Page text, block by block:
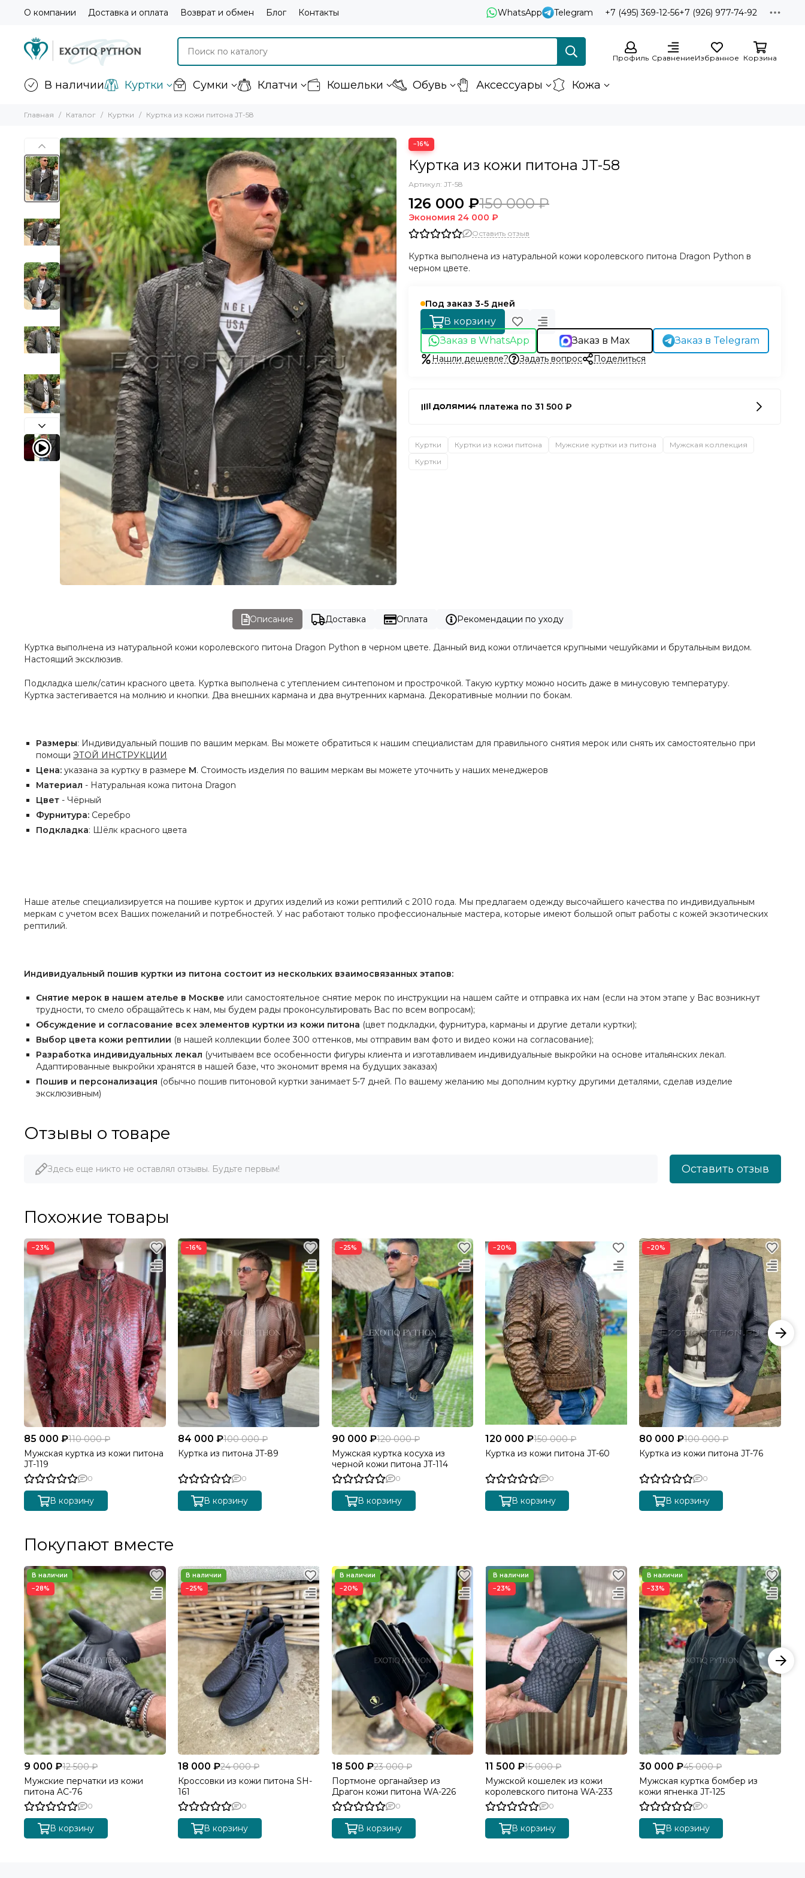
О компании Доставка и оплата Возврат и обмен Блог Контакты WhatsApp Telegram +7 (495) 369-12-56+7 (926) 977-74-92
Профиль СравнениеИзбранное Корзина
В наличии Куртки Сумки Клатчи Кошельки Обувь Аксессуары Кожа
Главная Каталог Куртки Куртка из кожи питона JT-58
−16%
Куртка из кожи питона JT-58
Артикул: JT-58
126 000 ₽150 000 ₽
Экономия 24 000 ₽
Оставить отзыв
Куртка выполнена из натуральной кожи королевского питона Dragon Python в
черном цвете.
Под заказ 3-5 дней
В корзину
Заказ в WhatsApp
Заказ в Max Заказ в Telegram
Нашли дешевле? Задать вопрос Поделиться
4 платежа по 31 500 ₽
Куртки Куртки из кожи питона Мужские куртки из питона
Мужская коллекция
Куртки
Описание Доставка Оплата Рекомендации по уходу
Куртка выполнена из натуральной кожи королевского питона Dragon Python в черном цвете. Данный вид кожи отличается крупными чешуйками и брутальным видом.
Настоящий эксклюзив.
Подкладка шелк/сатин красного цвета. Куртка выполнена с утеплением синтепоном и прострочкой. Такую куртку можно носить даже в минусовую температуру.
Куртка застегивается на молнию и кнопки. Два внешних кармана и два внутренних кармана. Декоративные молнии по бокам.
Размеры: Индивидуальный пошив по вашим меркам. Вы можете обратиться к нашим специалистам для правильного снятия мерок или снять их самостоятельно при
помощи ЭТОЙ ИНСТРУКЦИИ
Цена: указана за куртку в размере М. Стоимость изделия по вашим меркам вы можете уточнить у наших менеджеров
Материал - Натуральная кожа питона Dragon
Цвет - Чёрный
Фурнитура: Серебро
Подкладка: Шёлк красного цвета
Наше ателье специализируется на пошиве курток и других изделий из кожи рептилий с 2010 года. Мы предлагаем одежду высочайшего качества по индивидуальным
меркам с учетом всех Ваших пожеланий и потребностей. У нас работают только профессиональные мастера, которые имеют большой опыт работы с кожей экзотических
рептилий.
Индивидуальный пошив куртки из питона состоит из нескольких взаимосвязанных этапов:
Снятие мерок в нашем ателье в Москве или самостоятельное снятие мерок по инструкции на нашем сайте и отправка их нам (если на этом этапе у Вас возникнут
трудности, то смело обращайтесь к нам, мы будем рады проконсультировать Вас по всем вопросам);
Обсуждение и согласование всех элементов куртки из кожи питона (цвет подкладки, фурнитура, карманы и другие детали куртки);
Выбор цвета кожи рептилии (в нашей коллекции более 300 оттенков, мы отправим вам фото и видео кожи на согласование);
Разработка индивидуальных лекал (учитываем все особенности фигуры клиента и изготавливаем индивидуальные выкройки на основе итальянских лекал.
Адаптированные выкройки хранятся в нашей базе, что экономит время на будущих заказах)
Пошив и персонализация (обычно пошив питоновой куртки занимает 5-7 дней. По вашему желанию мы дополним куртку другими деталями, сделав изделие
эксклюзивным)
Отзывы о товаре
Здесь еще никто не оставлял отзывы. Будьте первым! Оставить отзыв
Похожие товары
−23%
85 000 ₽110 000 ₽
Мужская куртка из кожи питона
JT-119
0
В корзину
−16%
84 000 ₽100 000 ₽
Куртка из питона JT-89
0
В корзину
−25%
90 000 ₽120 000 ₽
Мужская куртка косуха из
черной кожи питона JT-114
0
В корзину
−20%
120 000 ₽150 000 ₽
Куртка из кожи питона JT-60
0
В корзину
−20%
80 000 ₽100 000 ₽
Куртка из кожи питона JT-76
0
В корзину
Покупают вместе
−28%
9 000 ₽12 500 ₽
Мужские перчатки из кожи
питона AC-76
0
В корзину
−25%
18 000 ₽24 000 ₽
Кроссовки из кожи питона SH-
161
0
В корзину
−20%
18 500 ₽23 000 ₽
Портмоне органайзер из
Драгон кожи питона WA-226
0
В корзину
−23%
11 500 ₽15 000 ₽
Мужской кошелек из кожи
королевского питона WA-233
0
В корзину
−33%
30 000 ₽45 000 ₽
Мужская куртка бомбер из
кожи ягненка JT-125
0
В корзину